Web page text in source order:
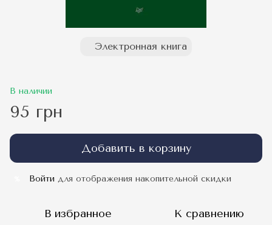
Электронная книга
В наличии
95 грн
Добавить в корзину
Войти для отображения накопительной скидки
В избранное К сравнению